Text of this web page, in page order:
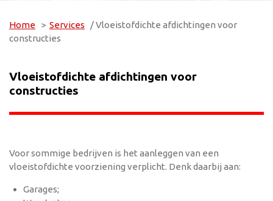
Home > Services / Vloeistofdichte afdichtingen voor
constructies
Vloeistofdichte afdichtingen voor
constructies
Voor sommige bedrijven is het aanleggen van een
vloeistofdichte voorziening verplicht. Denk daarbij aan:
Garages;